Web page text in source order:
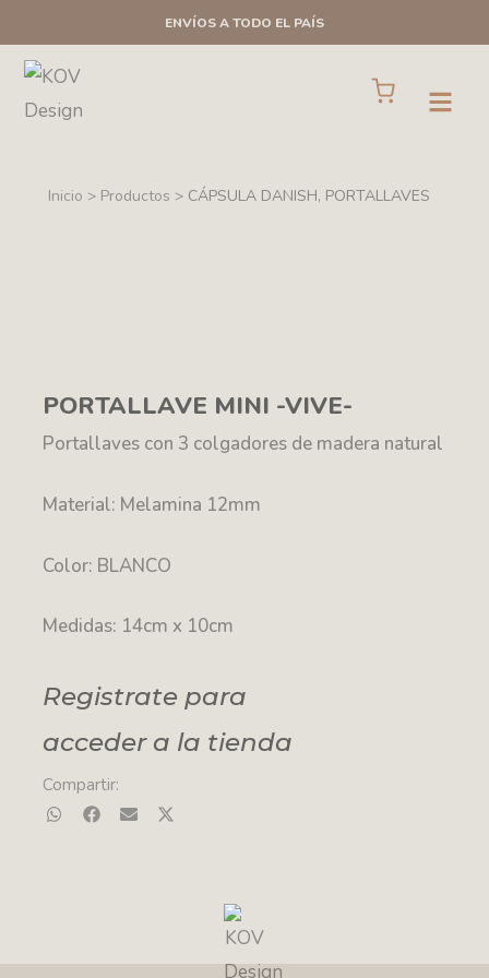
al
contenido
ENVÍOS A TODO EL PAÍS
Open
Cart
Inicio > Productos > CÁPSULA DANISH, PORTALLAVES
PORTALLAVE MINI -VIVE-
Portallaves con 3 colgadores de madera natural
Material: Melamina 12mm
Color: BLANCO
Medidas: 14cm x 10cm
Registrate para
acceder a la tienda
Compartir: